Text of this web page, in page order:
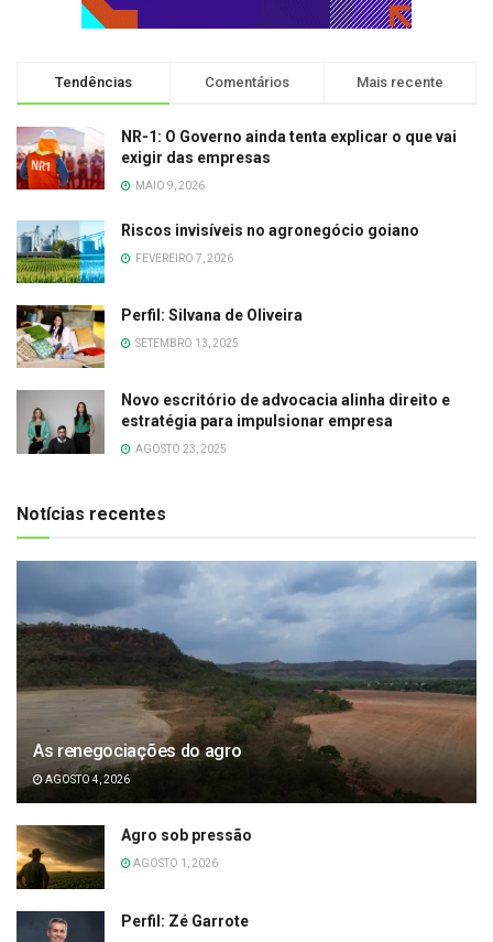
Tendências Comentários Mais recente
NR-1: O Governo ainda tenta explicar o que vai
exigir das empresas
MAIO 9, 2026
Riscos invisíveis no agronegócio goiano
FEVEREIRO 7, 2026
Perfil: Silvana de Oliveira
SETEMBRO 13, 2025
Novo escritório de advocacia alinha direito e
estratégia para impulsionar empresa
AGOSTO 23, 2025
Notícias recentes
As renegociações do agro
AGOSTO 4, 2026
Agro sob pressão
AGOSTO 1, 2026
Perfil: Zé Garrote